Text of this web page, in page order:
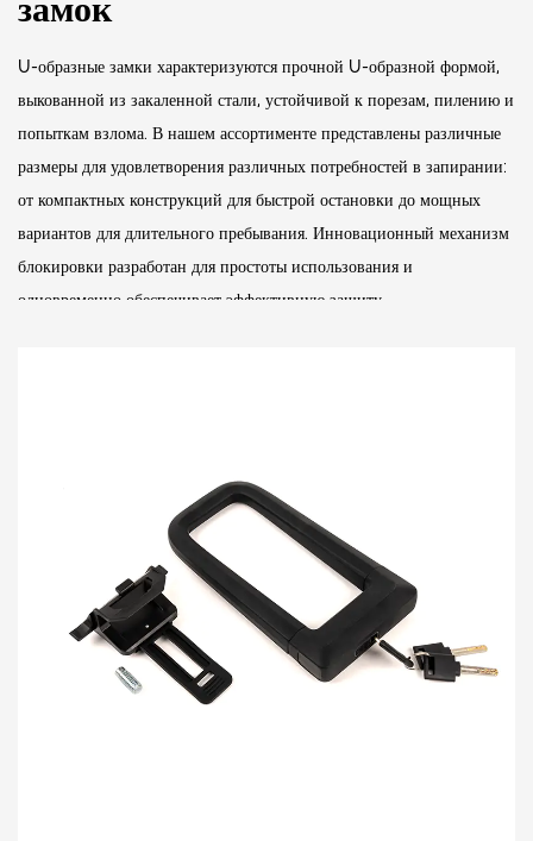
замок
U-образные замки характеризуются прочной U-образной формой,
выкованной из закаленной стали, устойчивой к порезам, пилению и
попыткам взлома. В нашем ассортименте представлены различные
размеры для удовлетворения различных потребностей в запирании:
от компактных конструкций для быстрой остановки до мощных
вариантов для длительного пребывания. Инновационный механизм
блокировки разработан для простоты использования и
одновременно обеспечивает эффективную защиту.
удобства в пути, а также сверхпрочные модели для максимальной
Инвестируйте в U-Lock, чтобы ваши вещи оставались в
безопасности. Просмотрите нашу подборку и найдите U-Lock,
который соответствует вашим потребностям в безопасности и
позволит вам с уверенностью и спокойствием отправляться в
повседневные приключения. Ваши вещи заслуживают